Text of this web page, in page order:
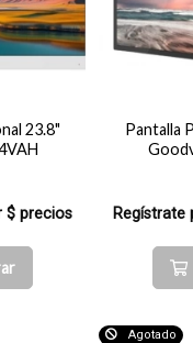
23.8"
$ precios
Pantalla
Regístrate
Agotado